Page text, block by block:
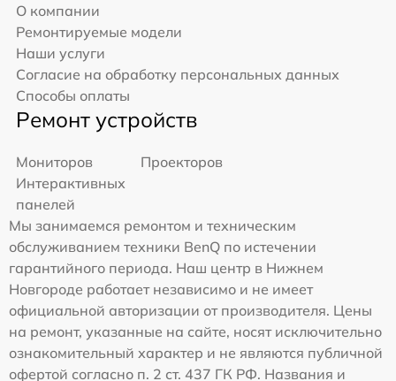
О компании
Ремонтируемые модели
Наши услуги
Согласие на обработку персональных данных
Способы оплаты
Ремонт устройств
Мониторов
Проекторов
Интерактивных
панелей
Мы занимаемся ремонтом и техническим
обслуживанием техники BenQ по истечении
гарантийного периода. Наш центр в Нижнем
Новгороде работает независимо и не имеет
официальной авторизации от производителя. Цены
на ремонт, указанные на сайте, носят исключительно
ознакомительный характер и не являются публичной
офертой согласно п. 2 ст. 437 ГК РФ. Названия и